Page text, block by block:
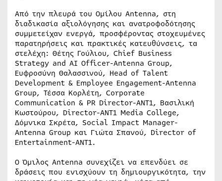
Από την πλευρά του Ομίλου Antenna, στη
διαδικασία αξιολόγησης και ανατροφοδότησης
συμμετείχαν ενεργά, προσφέροντας στοχευμένες
παρατηρήσεις και πρακτικές κατευθύνσεις, τα
στελέχη: Θέτης Γούλιου, Chief Business
Strategy and AI Officer-Antenna Group,
Ευφροσύνη Θαλασσινού, Head of Talent
Development & Employee Engagement-Antenna
Group, Τέσσα Κορλέτη, Corporate
Communication & PR Director-ANT1, Βασιλική
Κωστούρου, Director-ANT1 Media College,
Δόμνικα Σκρέτα, Social Impact Manager-
Antenna Group και Γιώτα Σπανού, Director of
Entertainment-ANT1.
Ο Όμιλος Antenna συνεχίζει να επενδύει σε
δράσεις που ενισχύουν τη δημιουργικότητα, την